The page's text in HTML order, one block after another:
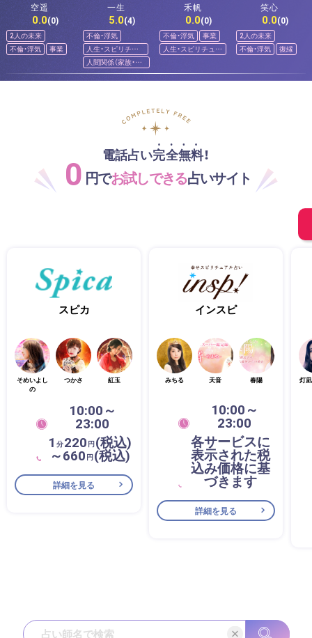
空遥
0.0(0)
2人の未来
不倫・浮気
事業
一生
5.0(4)
不倫・浮気
人生・スピリチュ
アル
人間関係（家族・友
人）
禾帆
0.0(0)
不倫・浮気
事業
人生・スピリチュア
ル
笑心
0.0(0)
2人の未来
不倫・浮気
復縁
電話占い完全無料！
0 円でお試しできる占いサイト
スピカ
そめいよし
の
つかさ 紅玉
10:00～
23:00
1 分220 円(税込)
～660 円(税込)
詳細を見る
インスピ
みちる 天音 春陽
10:00～
23:00
各サービスに
表示された税
込み価格に基
づきます
詳細を見る
灯